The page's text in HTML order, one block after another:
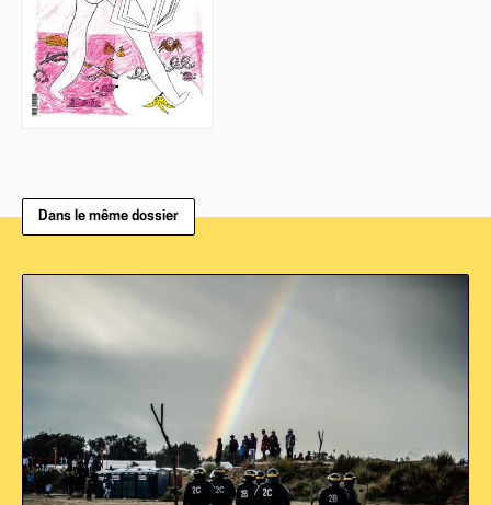
Dans le même dossier